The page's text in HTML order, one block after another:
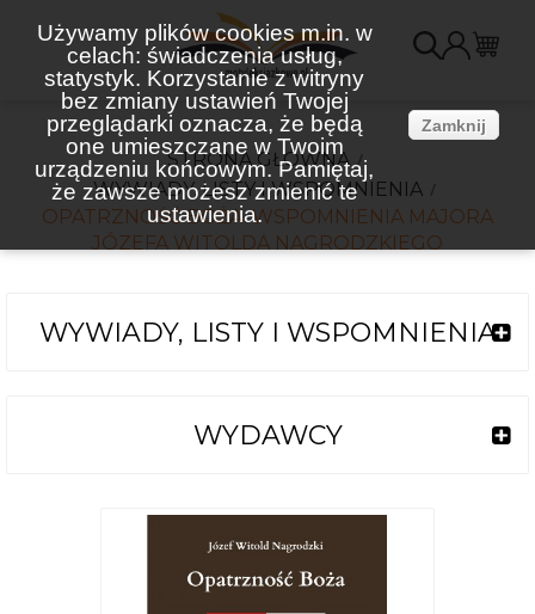
Używamy plików cookies m.in. w
celach: świadczenia usług,
statystyk. Korzystanie z witryny
bez zmiany ustawień Twojej
przeglądarki oznacza, że będą
one umieszczane w Twoim
urządzeniu końcowym. Pamiętaj,
że zawsze możesz zmienić te
ustawienia.
Zamknij
STRONA GŁÓWNA
WYWIADY, LISTY I WSPOMNIENIA
OPATRZNOŚĆ BOŻA. WSPOMNIENIA MAJORA
JÓZEFA WITOLDA NAGRODZKIEGO
WYWIADY, LISTY I WSPOMNIENIA
WYDAWCY